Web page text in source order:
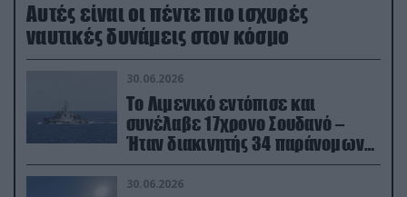
Aυτές είναι οι πέντε πιο ισχυρές
ναυτικές δυνάμεις στον κόσμο
30.06.2026
Το Λιμενικό εντόπισε και
συνέλαβε 17χρονο Σουδανό –
Ήταν διακινητής 34 παράνομων
μεταναστών
30.06.2026